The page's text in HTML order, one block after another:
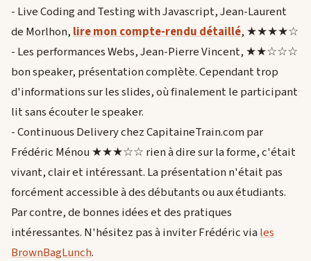
- Live Coding and Testing with Javascript, Jean-Laurent
de Morlhon,lire mon compte-rendu détaillé, ★★★★☆
- Les performances Webs, Jean-Pierre Vincent, ★★☆☆☆
bon speaker, présentation complète. Cependant trop
d'informations sur les slides, où finalement le participant
lit sans écouter le speaker.
- Continuous Delivery chez CapitaineTrain.com par
Frédéric Ménou ★★★☆☆ rien à dire sur la forme, c'était
vivant, clair et intéressant. La présentation n'était pas
forcément accessible à des débutants ou aux étudiants.
Par contre, de bonnes idées et des pratiques
intéressantes. N'hésitez pas à inviter Frédéric viales
BrownBagLunch.